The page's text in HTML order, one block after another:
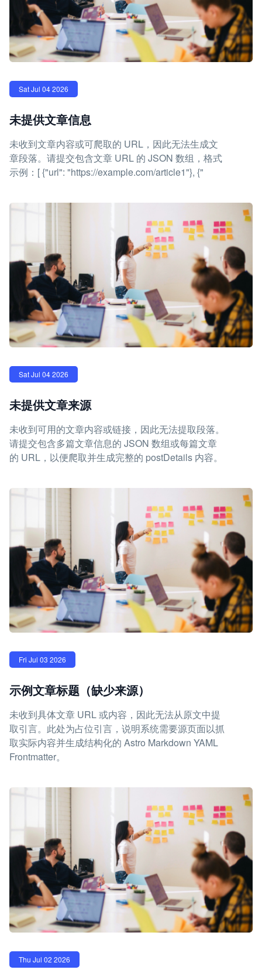
Sat Jul 04 2026
未提供文章信息
未收到文章内容或可爬取的 URL，因此无法生成文
章段落。请提交包含文章 URL 的 JSON 数组，格式
示例：[ {"url": "https://example.com/article1"}, {"
Sat Jul 04 2026
未提供文章来源
未收到可用的文章内容或链接，因此无法提取段落。
请提交包含多篇文章信息的 JSON 数组或每篇文章
的 URL，以便爬取并生成完整的 postDetails 内容。
Fri Jul 03 2026
示例文章标题（缺少来源）
未收到具体文章 URL 或内容，因此无法从原文中提
取引言。此处为占位引言，说明系统需要源页面以抓
取实际内容并生成结构化的 Astro Markdown YAML
Frontmatter。
Thu Jul 02 2026